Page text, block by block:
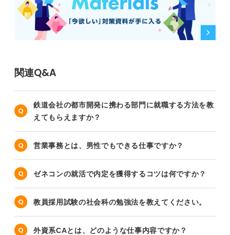
関連Q&A
鉄道会社の都市開発に携わる部門に就職する方法を教
えてもらえますか？
営業事務とは、男性でもできる仕事ですか？
ゼネコンの就活で内定を獲得するコツは何ですか？
教員採用試験の社会科の勉強法を教えてください。
外資系CAとは、どのような仕事内容ですか？